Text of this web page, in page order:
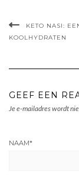
KETO NASI:
KOOLHYDRATEN
GEEF EEN
Je e-mailadres wordt
NAAM*